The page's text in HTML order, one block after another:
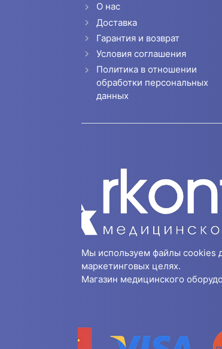
О нас
Доставка
Гарантия и возврат
Условия соглашения
Политика в отношении
обработки персональных
данных
Мы используем файлы cookies
маркетинговых целях.
Магазин медицинского